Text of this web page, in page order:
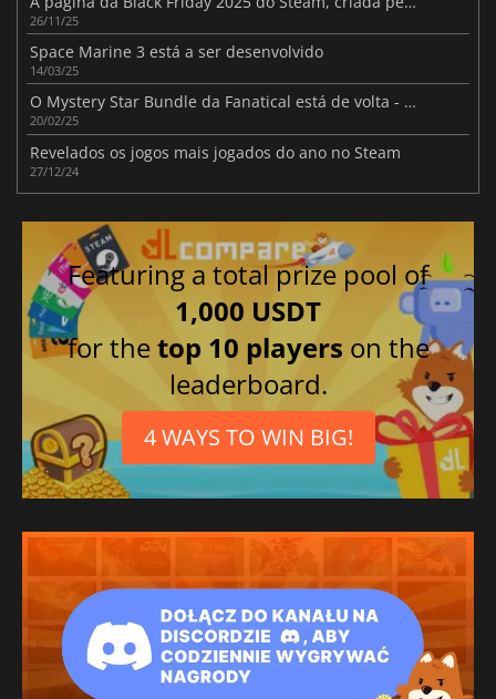
26/11/25
Space Marine 3 está a ser desenvolvido
14/03/25
O Mystery Star Bundle da Fanatical está de volta - recebe um jogo surpresa por apenas $1!
20/02/25
Revelados os jogos mais jogados do ano no Steam
27/12/24
Featuring a total prize pool of
1,000 USDT
for thetop 10 players on the
leaderboard.
4 WAYS TO WIN BIG!